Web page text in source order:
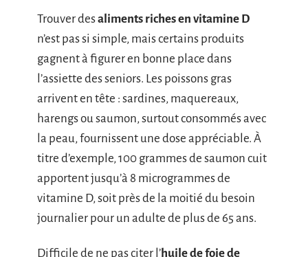
Trouver desaliments riches en vitamine D
n’est pas si simple, mais certains produits
gagnent à figurer en bonne place dans
l’assiette des seniors. Les poissons gras
arrivent en tête : sardines, maquereaux,
harengs ou saumon, surtout consommés avec
la peau, fournissent une dose appréciable. À
titre d’exemple, 100 grammes de saumon cuit
apportent jusqu’à 8 microgrammes de
vitamine D, soit près de la moitié du besoin
journalier pour un adulte de plus de 65 ans.
Difficile de ne pas citer l’huile de foie de